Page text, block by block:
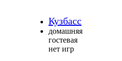
Кузбасс
домашняя
гостевая
нет игр